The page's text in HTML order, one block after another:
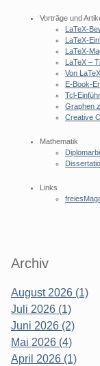
Vorträge und
LaTeX-
LaTeX-
LaTeX-
LaTeX –
Von
E-Book-
Tcl-
Graphen
Creative
Mathematik
Links
Archiv
August 2026 (1)
Juli 2026 (1)
Juni 2026 (2)
Mai 2026 (4)
April 2026 (1)